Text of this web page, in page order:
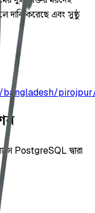
দাবি করেছে এবং সুষ্ঠু
PostgreSQL দ্বারা